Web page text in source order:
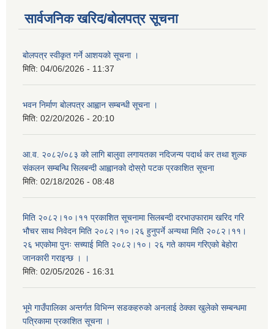
सार्वजनिक खरिद/बोलपत्र सूचना
बोलपत्र स्वीकृत गर्ने आशयको सूचना ।
मिति: 04/06/2026 - 11:37
भवन निर्माण बोलपत्र आह्वान सम्बन्धी सूचना ।
मिति: 02/20/2026 - 20:10
आ.व. २०८२/०८३ को लागि बालुवा लगायतका नदिजन्य पदार्थ कर तथा शुल्क
संकलन सम्बन्धि सिलबन्दी आह्वानको दोस्रो पटक प्रकाशित सूचना
मिति: 02/18/2026 - 08:48
मिति २०८२।१०।११ प्रकाशित सूचनामा सिलबन्दी दरभाउफाराम खरिद गरि
भौचर साथ निवेदन मिति २०८२।१०।२६ हुनुपर्ने अन्यथा मिति २०८२।११।
२६ भएकोमा पुनः सच्याई मिति २०८२।१०। २६ गते कायम गरिएको बेहोरा
जानकारी गराइन्छ । ।
मिति: 02/05/2026 - 16:31
भूमे गाउँपालिका अन्तर्गत विभिन्न सडकहरुको अनलाई ठेक्का खुलेको सम्बन्धमा
पत्रिकामा प्रकाशित सूचना ।